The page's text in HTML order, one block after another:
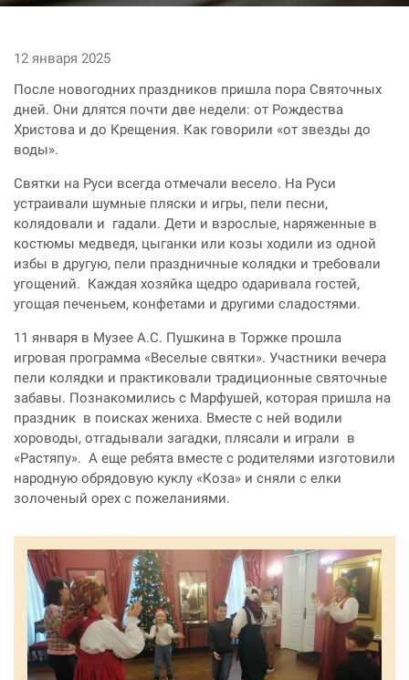
12 января 2025
После новогодних праздников пришла пора Святочных
дней. Они длятся почти две недели: от Рождества
Христова и до Крещения. Как говорили «от звезды до
воды».
Святки на Руси всегда отмечали весело. На Руси
устраивали шумные пляски и игры, пели песни,
колядовали и гадали. Дети и взрослые, наряженные в
костюмы медведя, цыганки или козы ходили из одной
избы в другую, пели праздничные колядки и требовали
угощений. Каждая хозяйка щедро одаривала гостей,
угощая печеньем, конфетами и другими сладостями.
11 января в Музее А.С. Пушкина в Торжке прошла
игровая программа «Веселые святки». Участники вечера
пели колядки и практиковали традиционные святочные
забавы. Познакомились с Марфушей, которая пришла на
праздник в поисках жениха. Вместе с ней водили
хороводы, отгадывали загадки, плясали и играли в
«Растяпу». А еще ребята вместе с родителями изготовили
народную обрядовую куклу «Коза» и сняли с елки
золоченый орех с пожеланиями.